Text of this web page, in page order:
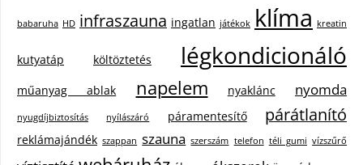
babaruha HD infraszauna ingatlan játékok klíma kreatin
kutyatáp költöztetés légkondicionáló
műanyag ablak napelem nyaklánc nyomda
nyugdíjbiztosítás nyílászáró páramentesítő párátlanító
reklámajándék szappan szauna szerszám telefon téli gumi vízszűrő